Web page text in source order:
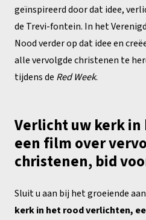
geïnspireerd door dat idee,
de Trevi-fontein. In het
Nood verder op dat idee en
alle vervolgde christenen te
tijdens de Red Week.
Verlicht uw kerk
een film over
christenen, bid
Sluit u aan bij het groeiende
kerk in het rood verlichten,